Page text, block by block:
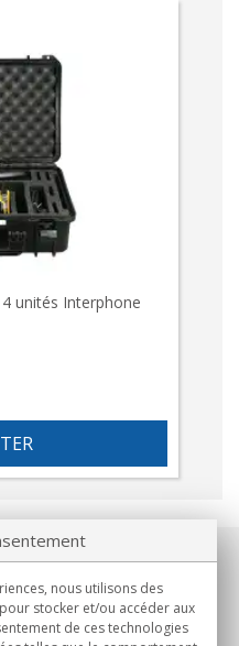
4 unités Interphone
nous utilisons des
stocker et/ou accéder aux
de ces technologies